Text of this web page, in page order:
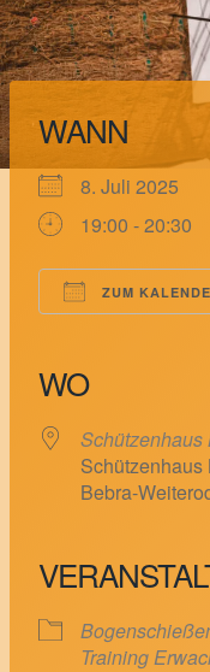
WANN
8. Juli 2025
19:00 - 20:30
ZUM
WO
Schützenhaus
Bebra-
Training